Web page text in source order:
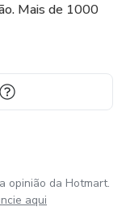
padrões que se
no cotidiano ou
Mais de 1000
opinião da Hotmart.
aqui